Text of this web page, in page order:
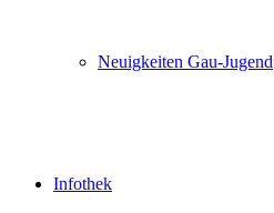
Neuigkeiten Gau-Jugend
Infothek